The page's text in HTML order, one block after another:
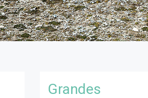
Grandes